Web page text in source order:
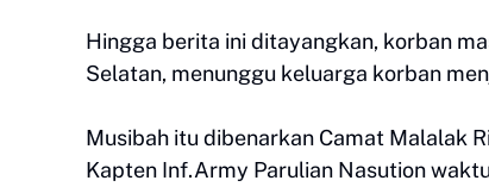
Hingga berita ini ditayangkan, korban
Selatan, menunggu keluarga korban
Musibah itu dibenarkan Camat Malalak
Kapten Inf.Army Parulian Nasution